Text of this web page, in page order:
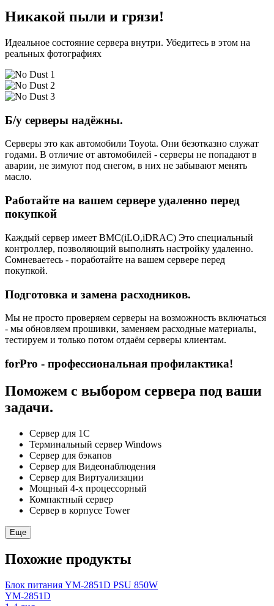
Никакой пыли и грязи!
Идеальное состояние сервера внутри. Убедитесь в этом на
реальных фотографиях
Б/у серверы надёжны.
Серверы это как автомобили Toyota. Они безотказно служат
годами. В отличие от автомобилей - серверы не попадают в
аварии, не зимуют под снегом, в них не забывают менять
масло.
Работайте на вашем сервере удаленно перед
покупкой
Каждый сервер имеет BMC(iLO,iDRAC) Это специальный
контроллер, позволяющий выполнять настройку удаленно.
Сомневаетесь - поработайте на вашем сервере перед
покупкой.
Подготовка и замена расходников.
Мы не просто проверяем серверы на возможность включаться
- мы обновляем прошивки, заменяем расходные материалы,
тестируем и только потом отдаём серверы клиентам.
forPro - профессиональная профилактика!
Поможем с выбором сервера под ваши
задачи.
Сервер для 1С
Терминальный сервер Windows
Сервер для бэкапов
Сервер для Видеонаблюдения
Сервер для Виртуализации
Мощный 4-х процессорный
Компактный сервер
Сервер в корпусе Tower
Еще
Похожие продукты
Блок питания YM-2851D PSU 850W
YM-2851D